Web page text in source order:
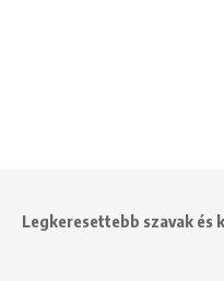
Legkeresettebb szavak és